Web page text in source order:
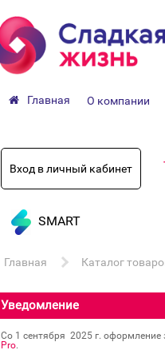
Главная О компании
Вход в личный кабинет
SMART
Главная Каталог
Уведомление
Со 1 сентября 2025 г. оформление
Pro.